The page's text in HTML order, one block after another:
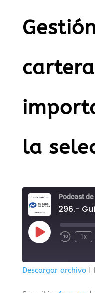
la
Podcast
Reproducir
episodio
1x
Descargar archivo|